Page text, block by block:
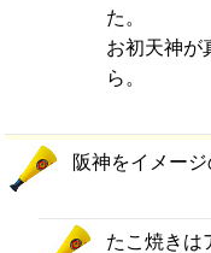
た。
お初天神が
ら。
阪神をイメー
たこ焼きは